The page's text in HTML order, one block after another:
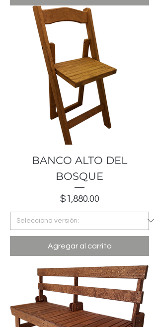
BANCO ALTO DEL
BOSQUE
Precio
$1,880.00
Agregar al carrito